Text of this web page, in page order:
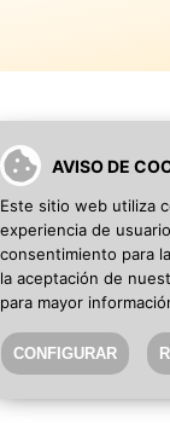
AVISO DE
Este sitio web utiliza
experiencia de
consentimiento para
la aceptación de
para mayor
CONFIGURAR
VOLVER A
SEO Blog ·